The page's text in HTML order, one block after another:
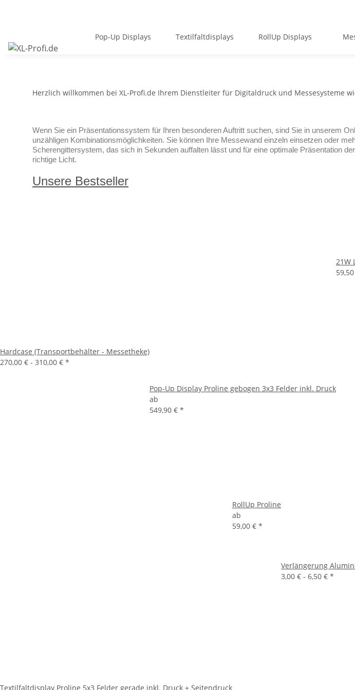
Pop-Up Displays Textilfaltdisplays RollUp Displays
Herzlich willkommen bei XL-Profi.de Ihrem Dienstleiter für Digitaldruck und Messesysteme
Wenn Sie ein Präsentationssystem für Ihren besonderen Auftritt suchen, sind Sie in unserem
unzähligen Kombinationsmöglichkeiten. Sie können Ihre Messewand einzeln einsetzen oder
Scherengittersystem, das sich in Sekunden auffalten lässt und für eine optimale Präsentation
richtige Licht.
Unsere Bestseller
Hardcase (Transportbehälter - Messetheke)
270,00 € - 310,00 € *
Pop-Up Display Proline gebogen 3x3 Felder inkl. Druck
ab
549,90 € *
21W
Textilfaltdisplay Proline 5x3 Felder gerade inkl. Druck + Seitendruck
RollUp Proline
ab
59,00 € *
Verlängerung
3,00 € - 6,50 € *